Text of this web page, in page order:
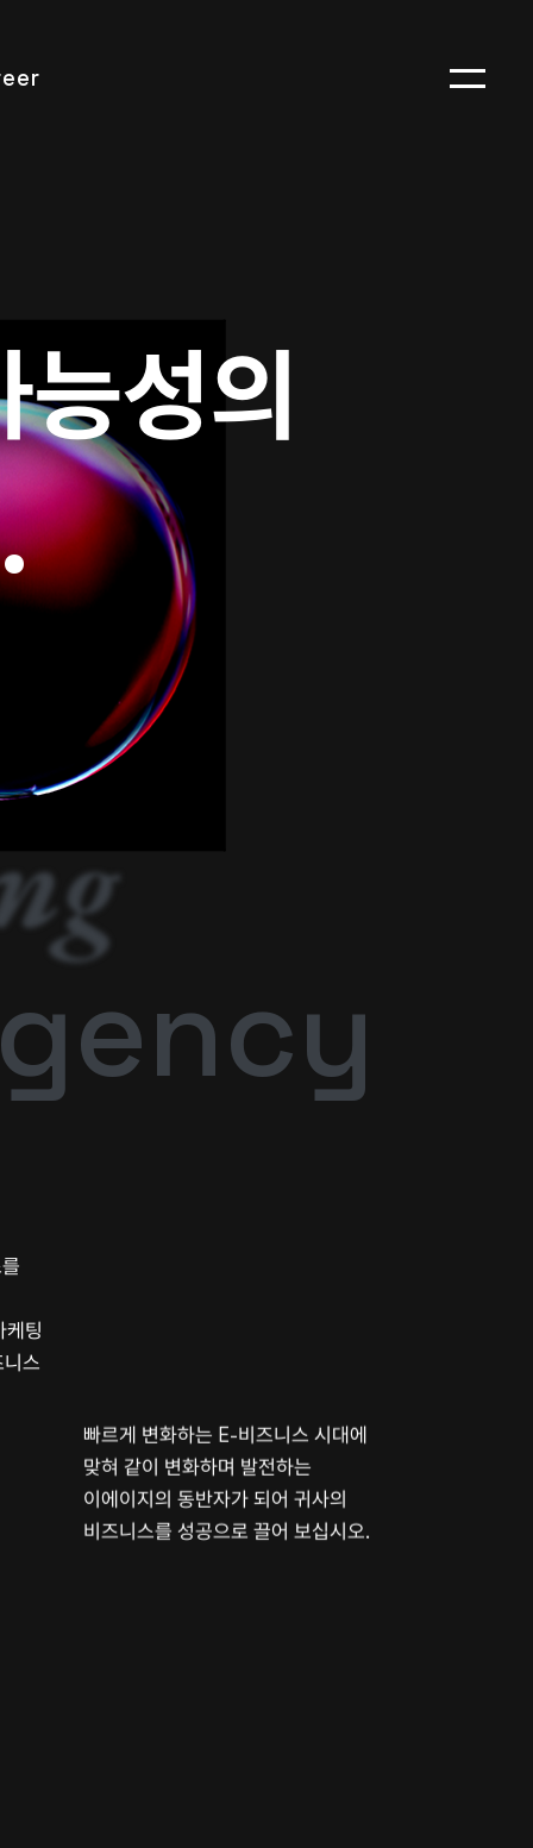
능성의
케팅
스
빠르게 변화하는 E-비즈니스 시대에
맞혀 같이 변화하며 발전하는
이에이지의 동반자가 되어 귀사의
비즈니스를 성공으로 끌어 보십시오.